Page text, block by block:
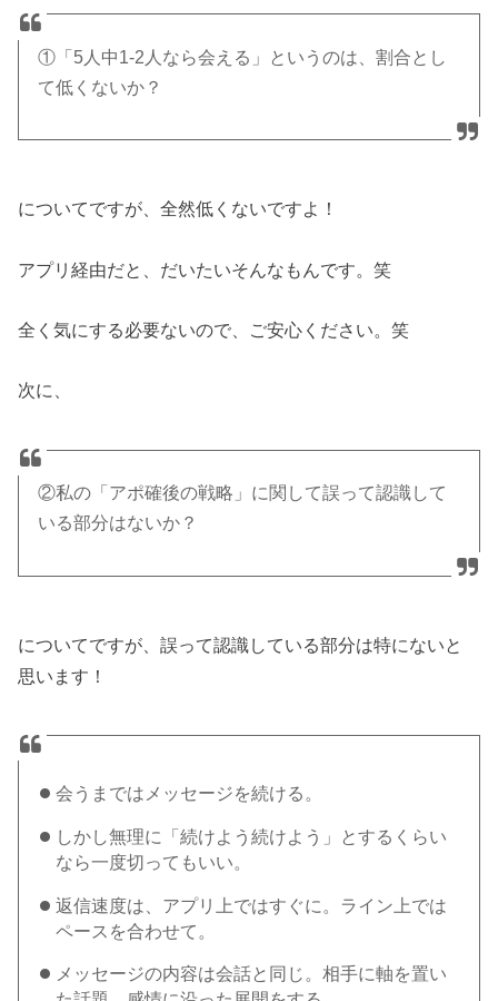
①「5人中1-2人なら会える」というのは、割合とし
て低くないか？
についてですが、全然低くないですよ！
アプリ経由だと、だいたいそんなもんです。笑
全く気にする必要ないので、ご安心ください。笑
次に、
②私の「アポ確後の戦略」に関して誤って認識して
いる部分はないか？
についてですが、誤って認識している部分は特にないと
思います！
会うまではメッセージを続ける。
しかし無理に「続けよう続けよう」とするくらい
なら一度切ってもいい。
返信速度は、アプリ上ではすぐに。ライン上では
ペースを合わせて。
メッセージの内容は会話と同じ。相手に軸を置い